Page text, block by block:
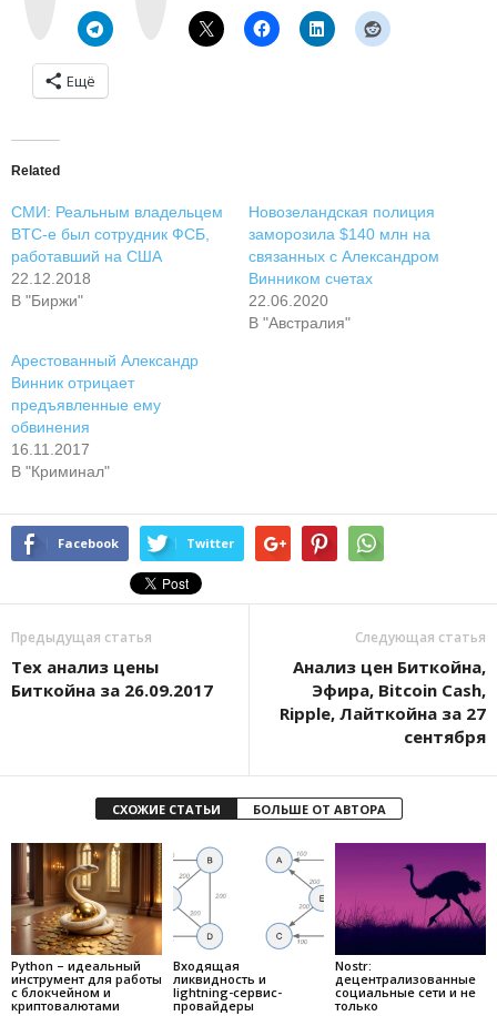
Ещё
Related
СМИ: Реальным владельцем
BTC-e был сотрудник ФСБ,
работавший на США
22.12.2018
В "Биржи"
Новозеландская полиция
заморозила $140 млн на
связанных с Александром
Винником счетах
22.06.2020
В "Австралия"
Арестованный Александр
Винник отрицает
предъявленные ему
обвинения
16.11.2017
В "Криминал"
Facebook Twitter
Предыдущая статья
Тех анализ цены
Биткойна за 26.09.2017
Следующая статья
Анализ цен Биткойна,
Эфира, Bitcoin Cash,
Ripple, Лайткойна за 27
сентября
СХОЖИЕ СТАТЬИ БОЛЬШЕ ОТ АВТОРА
Python – идеальный
инструмент для работы
с блокчейном и
криптовалютами
Входящая
ликвидность и
lightning-сервис-
провайдеры
Nostr:
децентрализованные
социальные сети и не
только